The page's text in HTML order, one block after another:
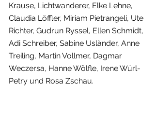
Krause, Lichtwanderer, Elke Lehne,
Claudia Löffler, Miriam Pietrangeli, Ute
Richter, Gudrun Ryssel, Ellen Schmidt,
Adi Schreiber, Sabine Usländer, Anne
Treiling, Martin Vollmer, Dagmar
Weczersa, Hanne Wölfle, Irene Würl-
Petry und Rosa Zschau.